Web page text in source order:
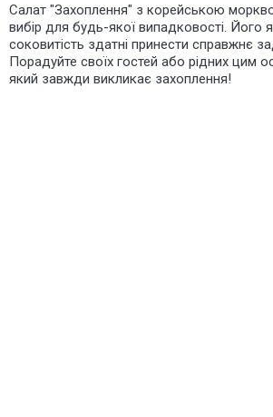
Салат "Захоплення" з корейською
вибір для будь-якої випадковості. Його
соковитість здатні принести справжнє
Порадуйте своїх гостей або рідних цим
який завжди викликає захоплення!